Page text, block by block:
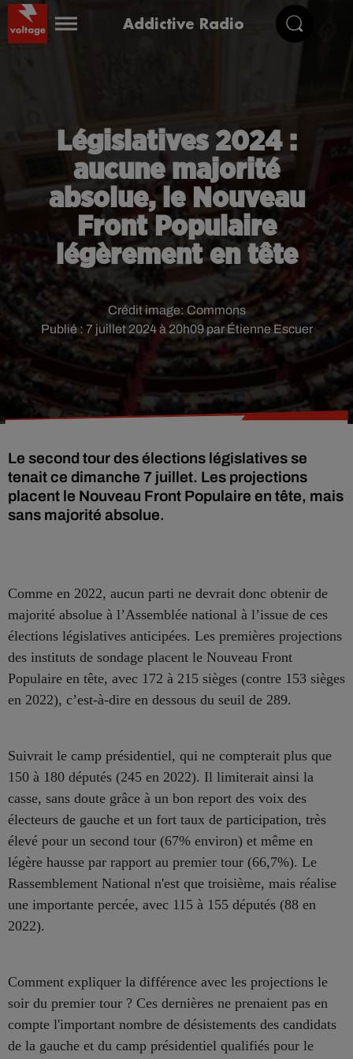
Addictive Radio
Législatives 2024 :
aucune majorité
absolue, le Nouveau
Front Populaire
légèrement en tête
Publié : 7 juillet 2024 à 20h09 par Étienne Escuer
Crédit image:Commons
Le second tour des élections législatives se
tenait ce dimanche 7 juillet. Les projections
placent le Nouveau Front Populaire en tête, mais
sans majorité absolue.
Comme en 2022, aucun parti ne devrait donc obtenir de
majorité absolue à l’Assemblée national à l’issue de ces
élections législatives anticipées. Les premières projections
des instituts de sondage placent le Nouveau Front
Populaire en tête, avec 172 à 215 sièges (contre 153 sièges
en 2022), c’est-à-dire en dessous du seuil de 289.
Suivrait le camp présidentiel, qui ne compterait plus que
150 à 180 députés (245 en 2022). Il limiterait ainsi la
casse, sans doute grâce à un bon report des voix des
électeurs de gauche et un fort taux de participation, très
élevé pour un second tour (67% environ) et même en
légère hausse par rapport au premier tour (66,7%). Le
Rassemblement National n'est que troisième, mais réalise
une importante percée, avec 115 à 155 députés (88 en
2022).
Comment expliquer la différence avec les projections le
soir du premier tour ? Ces dernières ne prenaient pas en
compte l'important nombre de désistements des candidats
de la gauche et du camp présidentiel qualifiés pour le